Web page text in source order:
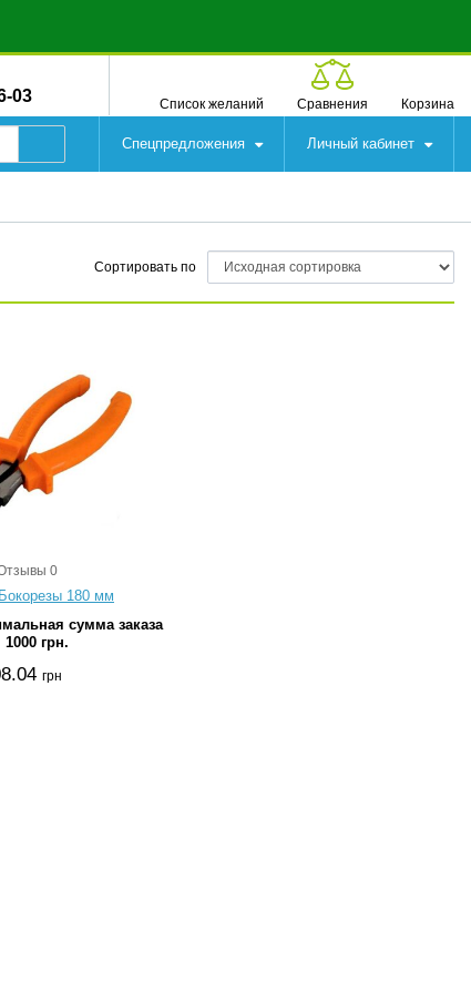
03 Список желаний Сравнения Корзина
Спецпредложения Личный кабинет
Сортировать по
0
180 мм
сумма заказа
1000 грн.
грн